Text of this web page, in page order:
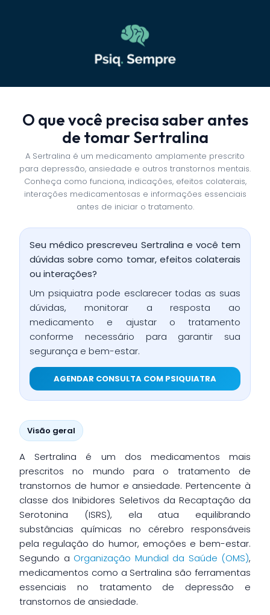
O que você precisa saber antes
de tomar Sertralina
A Sertralina é um medicamento amplamente prescrito
para depressão, ansiedade e outros transtornos mentais.
Conheça como funciona, indicações, efeitos colaterais,
interações medicamentosas e informações essenciais
antes de iniciar o tratamento.
Seu médico prescreveu Sertralina e você tem
dúvidas sobre como tomar, efeitos colaterais
ou interações?
Um psiquiatra pode esclarecer todas as suas
dúvidas, monitorar a resposta ao
medicamento e ajustar o tratamento
conforme necessário para garantir sua
segurança e bem-estar.
AGENDAR CONSULTA COM PSIQUIATRA
Visão geral
A Sertralina é um dos medicamentos mais
prescritos no mundo para o tratamento de
transtornos de humor e ansiedade. Pertencente à
classe dos Inibidores Seletivos da Recaptação da
Serotonina (ISRS), ela atua equilibrando
substâncias químicas no cérebro responsáveis
pela regulação do humor, emoções e bem-estar.
Segundo a Organização Mundial da Saúde (OMS),
medicamentos como a Sertralina são ferramentas
essenciais no tratamento de depressão e
transtornos de ansiedade.